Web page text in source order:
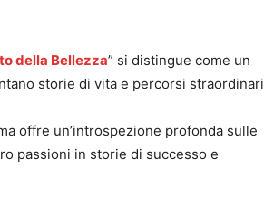
della Bellezza” si distingue come un
storie di vita e percorsi straordinari
offre un’introspezione profonda sulle
passioni in storie di successo e